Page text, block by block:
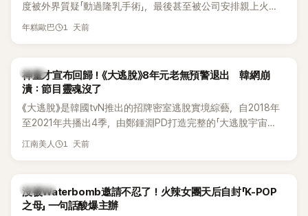
度被外界質疑「動過隆乳手術」，最後甚至被公司安排親上火
線，召開前所未見的「泳裝記者會」澄清。這場記者會後來還被
熱議。 2日播出的 SBS 綜藝節目《我的經紀人太難搞－秘書
鎮》，邀請同時兼顧工作與育兒的演藝圈代表「媽媽群」——李智
惠、李賢怡、李恩亨，以第13位「My Star」身分登場，分享最真
實的生活日常。 節目一開始，李瑞鎮 率先與李智惠會合，兩人
邊搭車邊聊天，氣氛輕鬆。聊到最近的新聞，李瑞鎮突然直球
發問：「妳不是上新聞了？說妳去做整形？是人中縮短手術嗎？」
延燒到過去的爭議。李瑞鎮脫口補刀：「妳以前不是還在游泳池
開過記者會？」直接點名她當年的風波。李智惠聽了忍不住笑
年糕歐巴 1 天前
韓星
神童才宣布回歸！《大逃脫》8年元老無預警退出 韓網崩
潰：節目靈魂沒了
《大逃脫》是韓國tvN推出的招牌密室逃脫實境綜藝，自2018年
至2021年共播出4季，由鄭鍾淵PD打造完整的「大逃脫宇宙
（DTCU）」，憑藉燒腦劇情、電影級場景與龐大世界觀，累積
江南美人 1 天前
K-POP
沒被Waterbomb邀請不忍了！火辣女團天后自封「K-POP
之母」 一句話酸爆主辦